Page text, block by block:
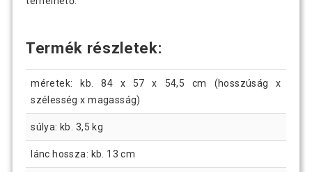
Termék részletek:
méretek: kb. 84 x 57 x 54,5 cm (hosszúság x
szélesség x magasság)
súlya: kb. 3,5 kg
lánc hossza: kb. 13 cm